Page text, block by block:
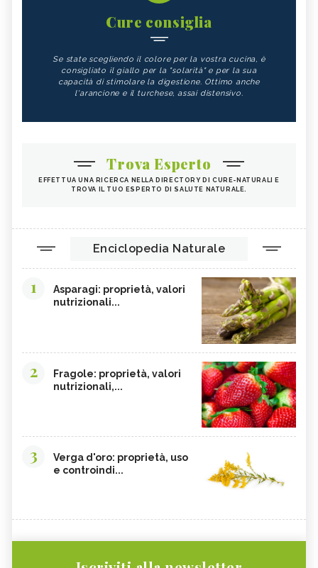
Cure consiglia
Se state scegliendo il colore per la vostra cucina, è
consigliato il giallo per la "solarità" e per la sua
capacità di stimolare la digestione. Ottimo anche
l'arancione e il turchese, assai distensivo.
Trova Esperto
EFFETTUA UNA RICERCA NELLA DIRECTORY DI CURE-NATURALI E
TROVA IL TUO ESPERTO DI SALUTE NATURALE.
Enciclopedia Naturale
1
Asparagi: proprietà, valori
nutrizionali...
2
Fragole: proprietà, valori
nutrizionali,...
3
Verga d'oro: proprietà, uso
e controindi...